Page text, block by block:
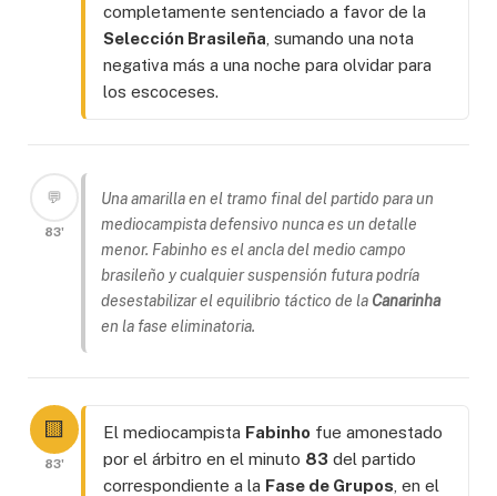
completamente sentenciado a favor de la
Selección Brasileña , sumando una nota
negativa más a una noche para olvidar para
los escoceses.
💬
83'
Una amarilla en el tramo final del partido para un
mediocampista defensivo nunca es un detalle
menor. Fabinho es el ancla del medio campo
brasileño y cualquier suspensión futura podría
desestabilizar el equilibrio táctico de la Canarinha
en la fase eliminatoria.
🟨
83'
El mediocampista Fabinho fue amonestado
por el árbitro en el minuto 83 del partido
correspondiente a la Fase de Grupos , en el